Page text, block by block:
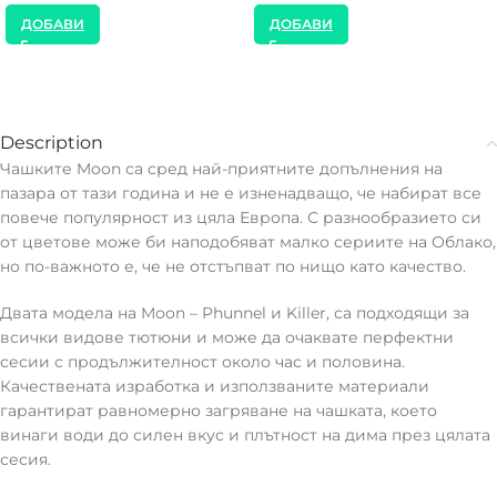
ДОБАВИ ДОБАВИ
Description
Чашките Moon са сред най-приятните допълнения на
пазара от тази година и не е изненадващо, че набират все
повече популярност из цяла Европа. С разнообразието си
от цветове може би наподобяват малко сериите на Облако,
но по-важното е, че не отстъпват по нищо като качество.
Двата модела на Moon – Phunnel и Killer, са подходящи за
всички видове тютюни и може да очаквате перфектни
сесии с продължителност около час и половина.
Качествената изработка и използваните материали
гарантират равномерно загряване на чашката, което
винаги води до силен вкус и плътност на дима през цялата
сесия.